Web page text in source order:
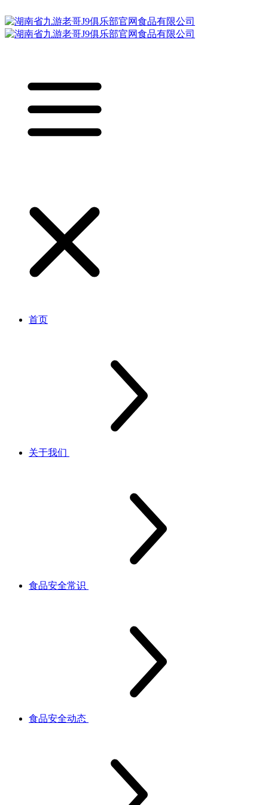
首页
关于我们
食品安全常识
食品安全动态